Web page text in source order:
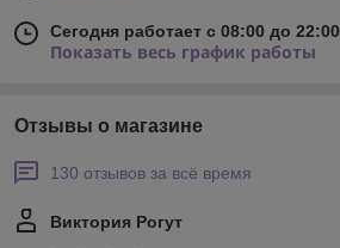
Сегодня работает с 08:00 до 22:00
Показать весь график работы
Отзывы о магазине
130 отзывов за всё время
Виктория Рогут